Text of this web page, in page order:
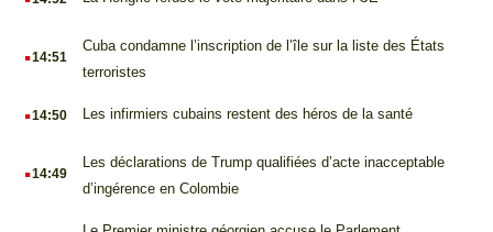
.14:51
Cuba condamne l’inscription de l’île sur la liste des États
terroristes
.14:50 Les infirmiers cubains restent des héros de la santé
.14:49
Les déclarations de Trump qualifiées d’acte inacceptable
d’ingérence en Colombie